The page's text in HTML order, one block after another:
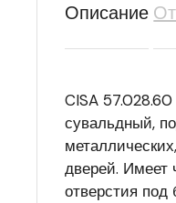
Описание
CISA
сувальдный,
дверей. Имеет
отверстия под